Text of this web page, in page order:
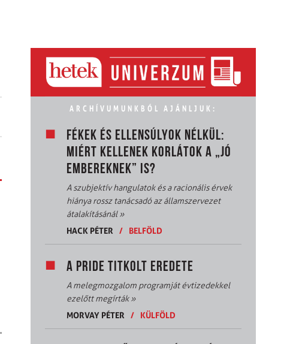
ARCHÍVUMUNKBÓL AJÁNLJUK:
FÉKEK ÉS ELLENSÚLYOK NÉLKÜL:
MIÉRT KELLENEK KORLÁTOK A „JÓ
EMBEREKNEK” IS?
A szubjektív hangulatok és a racionális érvek
hiánya rossz tanácsadó az államszervezet
átalakításánál»
HACK PÉTER
/ BELFÖLD
A PRIDE TITKOLT EREDETE
A melegmozgalom programját évtizedekkel
ezelőtt megírták»
MORVAY PÉTER
/ KÜLFÖLD